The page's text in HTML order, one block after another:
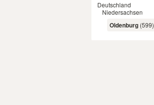
Deutschland
Niedersachsen
Oldenburg (599)